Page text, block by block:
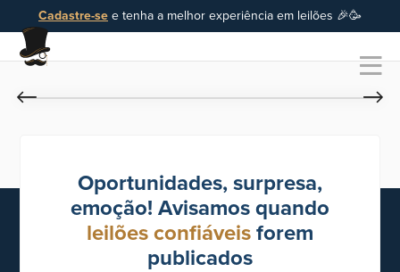
Cadastre-se e tenha a melhor experiência em leilões 🎉🥳
Oportunidades, surpresa,
emoção! Avisamos quando
leilões confiáveis forem
publicados